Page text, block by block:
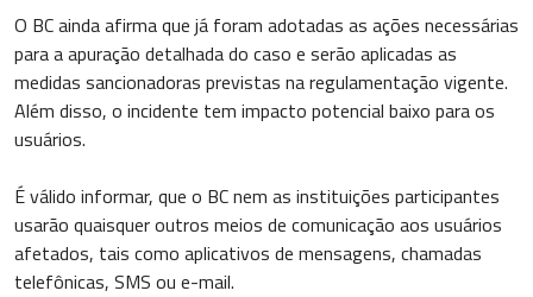
O BC ainda afirma que já foram adotadas as ações necessárias
para a apuração detalhada do caso e serão aplicadas as
medidas sancionadoras previstas na regulamentação vigente.
Além disso, o incidente tem impacto potencial baixo para os
usuários.
É válido informar, que o BC nem as instituições participantes
usarão quaisquer outros meios de comunicação aos usuários
afetados, tais como aplicativos de mensagens, chamadas
telefônicas, SMS ou e-mail.